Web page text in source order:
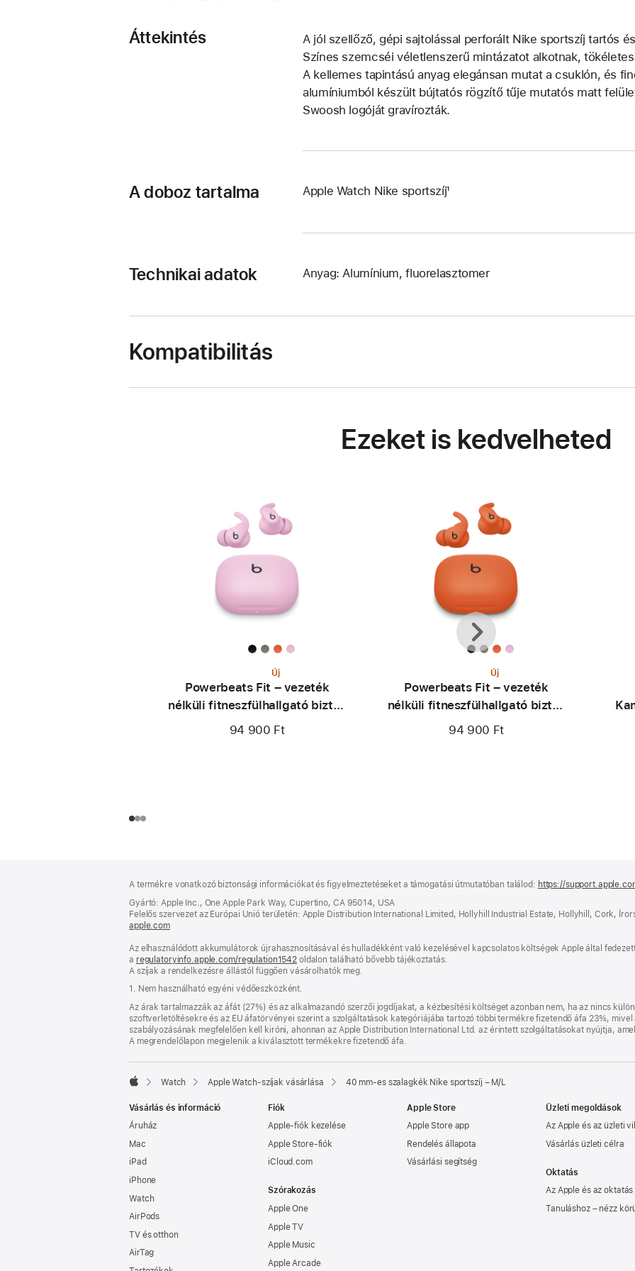
Áttekintés
A jól szellőző, gépi sajtolással perforált Nike sportszíj tartós
Színes szemcséi véletlenszerű mintázatot alkotnak,
A kellemes tapintású anyag elegánsan mutat a csuklón, és
alumíniumból készült bújtatós rögzítő tűje mutatós matt
Swoosh logóját gravírozták.
A doboz tartalma Apple Watch Nike sportszíj¹
Technikai adatok Anyag: Alumínium, fluorelasztomer
Kompatibilitás
Ezeket is kedvelheted
Új
Powerbeats Fit – vezeték
nélküli fitneszfülhallgató biztos
illeszkedéssel – energikus
94 900 Ft
Új
Powerbeats Fit – vezeték
nélküli fitneszfülhallgató biztos
illeszkedéssel – tűzsárga
94 900 Ft
Előző
Következő
A termékre vonatkozó biztonsági információkat és figyelmeztetéseket a támogatási útmutatóban találod: https://
Gyártó: Apple Inc., One Apple Park Way, Cupertino, CA 95014, USA
Felelős szervezet az Európai Unió területén: Apple Distribution International Limited, Hollyhill Industrial Estate, Hollyhill, Cork,
apple.com(új
nyílik
meg)
Az elhasználódott akkumulátorok újrahasznosításával és hulladékként való kezelésével kapcsolatos költségek Apple által
a regulatoryinfo.apple.com/regulation1542 (új
ablakban
meg)
oldalon található bővebb tájékoztatás.
A szíjak a rendelkezésre állástól függően vásárolhatók meg.
1. Nem használható egyéni védőeszközként.
Az árak tartalmazzák az áfát (27%) és az alkalmazandó szerzői jogdíjakat, a kézbesítési költséget azonban nem, ha az nincs
szoftverletöltésekre és az EU áfatörvényei szerint a szolgáltatások kategóriájába tartozó többi termékre fizetendő áfa 23%,
szabályozásának megfelelően kell kiróni, ahonnan az Apple Distribution International Ltd. az érintett szolgáltatásokat nyújtja,
A megrendelőlapon megjelenik a kiválasztott termékekre fizetendő áfa.
Watch Apple Watch-szíjak vásárlása 40 mm-es szalagkék Nike sportszíj – M/L
Vásárlás és információ
Áruház
Mac
iPad
iPhone
Watch
AirPods
TV és otthon
AirTag
Fiók
Apple‑fiók kezelése
Apple Store-fiók
iCloud.com
Szórakozás
Apple One
Apple TV
Apple Music
Apple Arcade
Apple Store
Apple Store app
Rendelés állapota
Vásárlási segítség
Üzleti megoldások
Az Apple és az üzleti
Vásárlás üzleti célra
Oktatás
Az Apple és az oktatás
Tanuláshoz – nézz